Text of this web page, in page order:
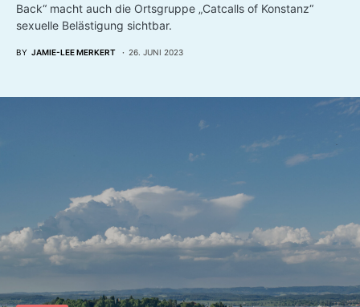
Back“ macht auch die Ortsgruppe „Catcalls of Konstanz“
sexuelle Belästigung sichtbar.
BY JAMIE-LEE MERKERT 26. JUNI 2023